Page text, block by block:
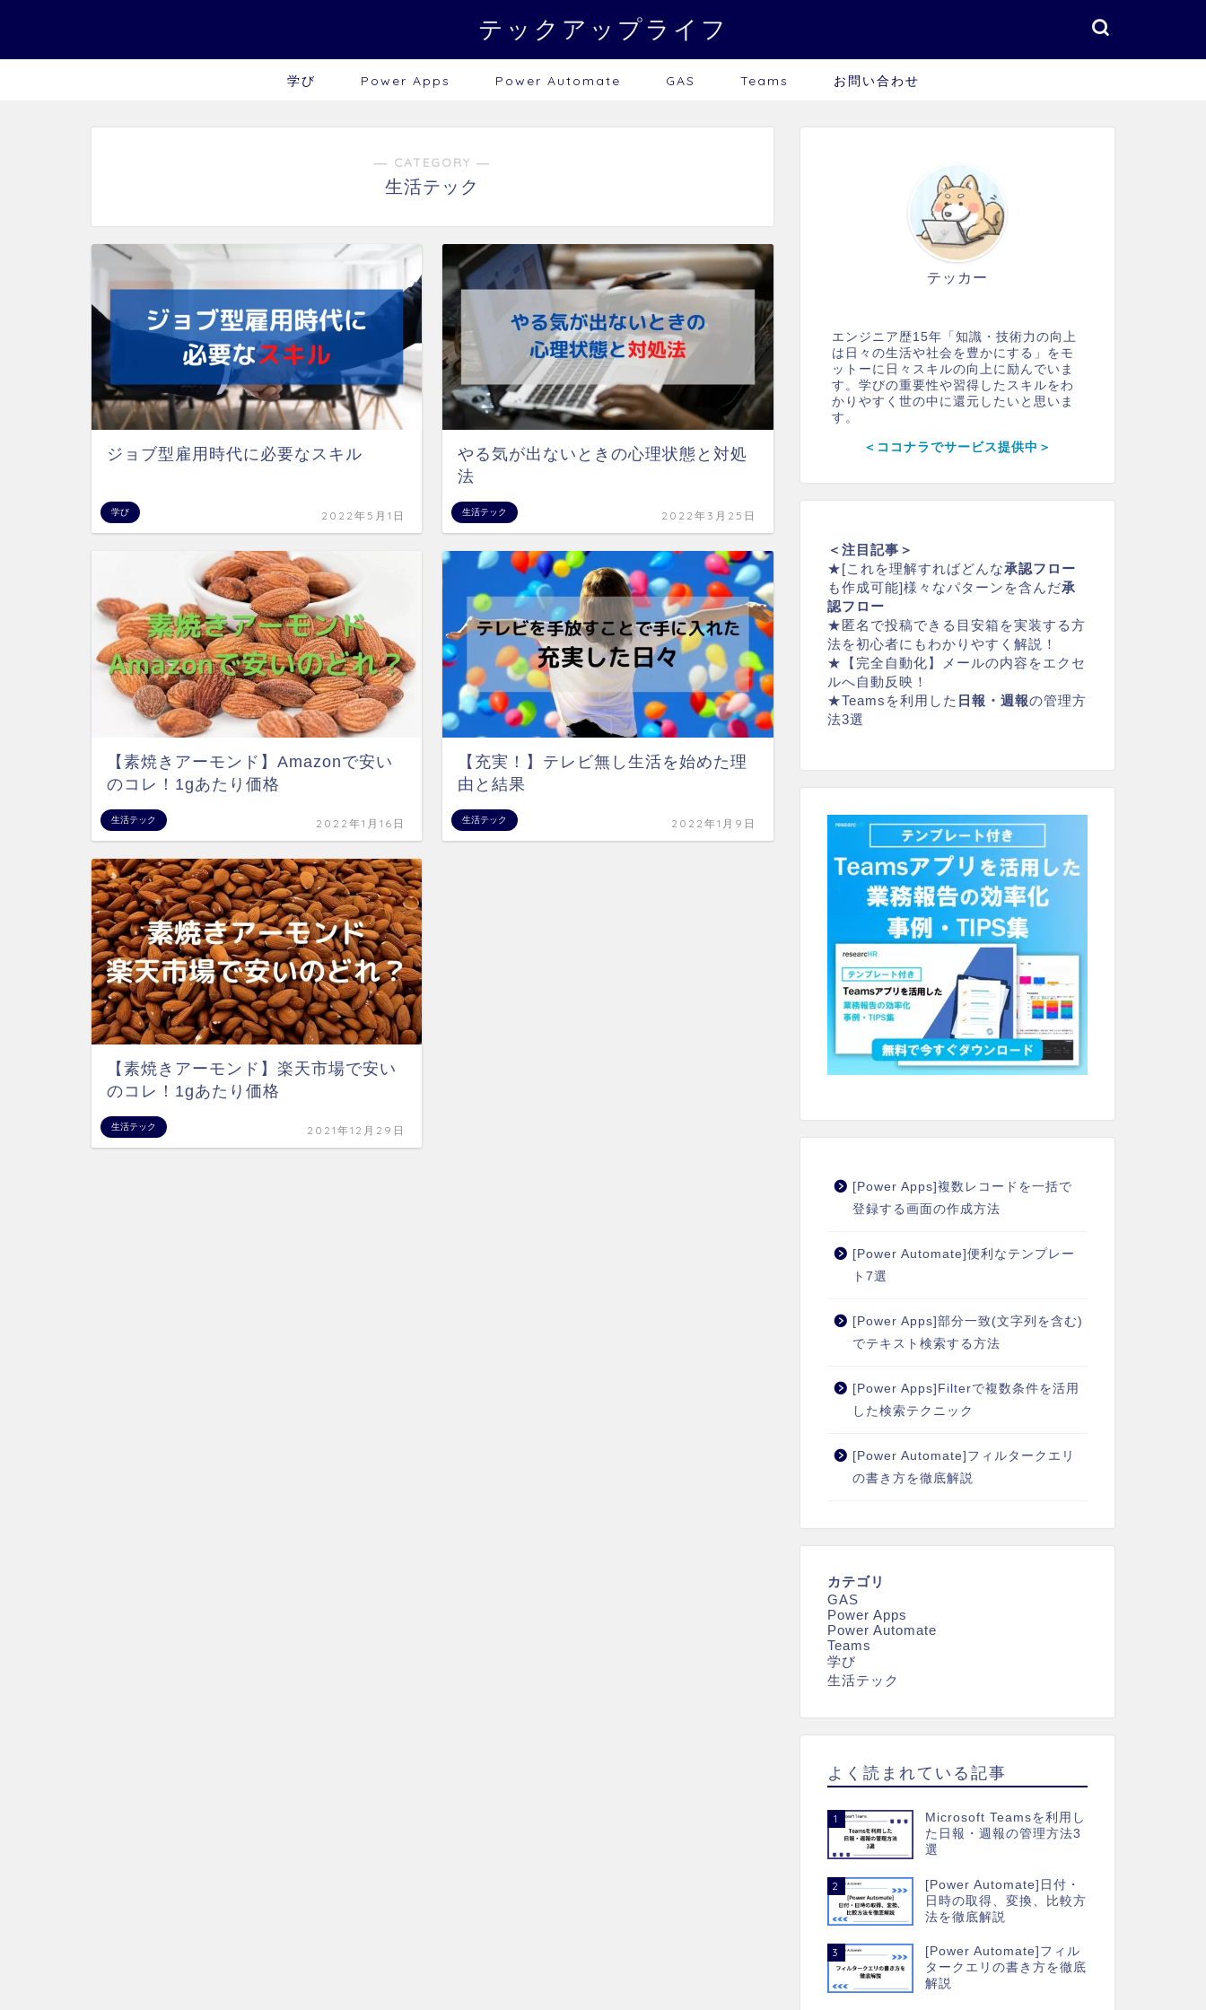
テックアップライフ
学び Power Apps Power Automate GAS Teams お問い合わせ
― CATEGORY ―
生活テック
学び
ジョブ型雇用時代に必要なスキル
2022年5月1日 生活テック
やる気が出ないときの心理状態と対処
法
2022年3月25日
生活テック
【素焼きアーモンド】Amazonで安い
のコレ！1gあたり価格
2022年1月16日 生活テック
【充実！】テレビ無し生活を始めた理
由と結果
2022年1月9日
生活テック
【素焼きアーモンド】楽天市場で安い
のコレ！1gあたり価格
2021年12月29日
テッカー
エンジニア歴15年「知識・技術力の向上
は日々の生活や社会を豊かにする」をモ
ットーに日々スキルの向上に励んでいま
す。学びの重要性や習得したスキルをわ
かりやすく世の中に還元したいと思いま
す。
＜ココナラでサービス提供中＞
＜注目記事＞
★[これを理解すればどんな承認フロー
も作成可能]様々なパターンを含んだ承
認フロー
★匿名で投稿できる 目安箱 を実装する方
法を初心者にもわかりやすく解説！
★
【完全自動化】メールの内容をエクセ
ルへ自動反映！
★Teamsを利用した 日報・週報の管理方
法3選
[Power Apps]複数レコードを一括で
登録する画面の作成方法
[Power Automate]便利なテンプレー
ト7選
[Power Apps]部分一致(文字列を含む)
でテキスト検索する方法
[Power Apps]Filterで複数条件を活用
した検索テクニック
[Power Automate]フィルタークエリ
の書き方を徹底解説
カテゴリ
GAS
Power Apps
Power Automate
Teams
学び
生活テック
よく読まれている記事
1
Microsoft Teamsを利用し
た日報・週報の管理方法3
選
2
[Power Automate]日付・
日時の取得、変換、比較方
法を徹底解説
3
[Power Automate]フィル
タークエリの書き方を徹底
解説